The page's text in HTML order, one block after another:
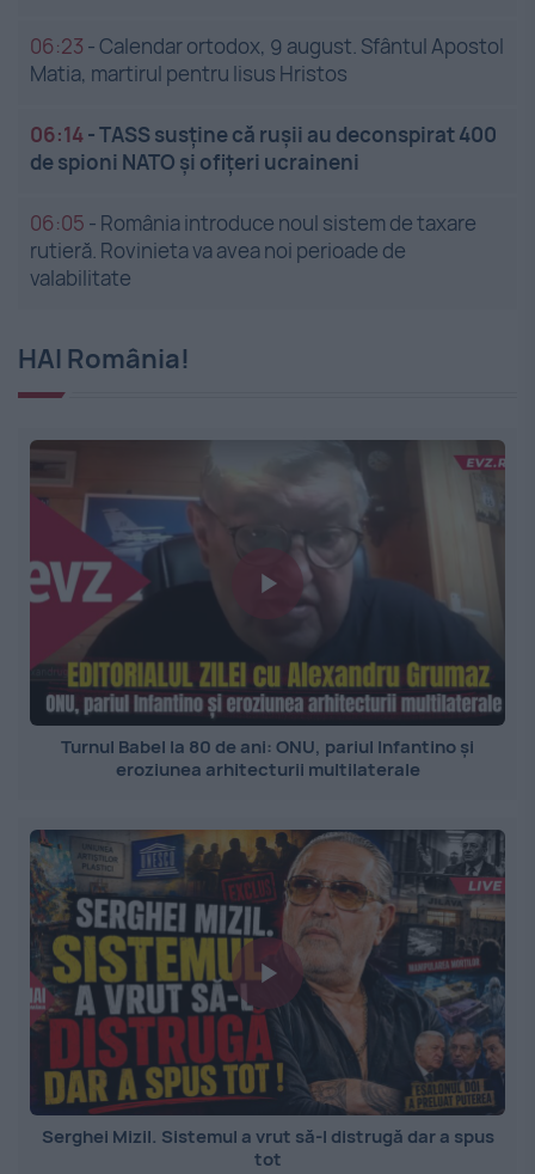
06:23 -Calendar ortodox, 9 august. Sfântul Apostol
Matia, martirul pentru Iisus Hristos
06:14-TASS susține că rușii au deconspirat 400
de spioni NATO și ofițeri ucraineni
06:05 - România introduce noul sistem de taxare
rutieră. Rovinieta va avea noi perioade de
valabilitate
HAI România!
Turnul Babel la 80 de ani: ONU, pariul Infantino și
eroziunea arhitecturii multilaterale
Serghei Mizil. Sistemul a vrut să-l distrugă dar a spus
tot